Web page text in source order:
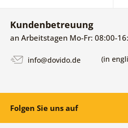
Kundenbetreuung
an Arbeitstagen Mo-Fr: 08:00-
info@dovido.de (in
Folgen Sie uns auf